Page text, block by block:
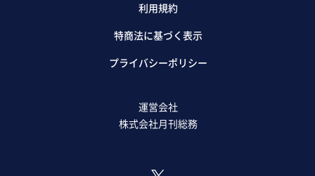
利用規約
特商法に基づく表示
プライバシーポリシー
運営会社
株式会社月刊総務